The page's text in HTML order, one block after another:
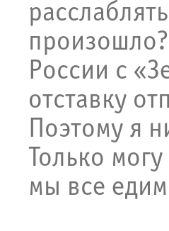
России с
отставку
Поэтому я
Только
мы все